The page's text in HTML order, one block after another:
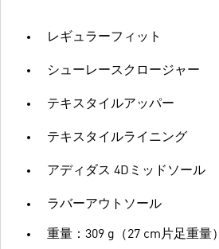
レギュラーフィット
シューレースクロージャー
テキスタイルアッパー
テキスタイルライニング
アディダス 4Dミッドソール
ラバーアウトソール
重量：309 g（27 cm片足重量）